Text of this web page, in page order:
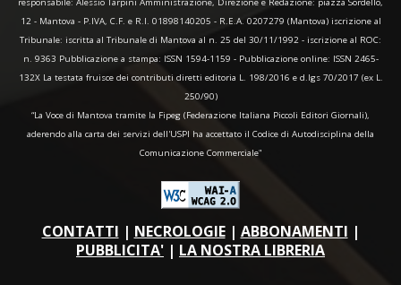
responsabile: Alessio Tarpini Amministrazione, Direzione e Redazione: piazza Sordello,
12 - Mantova - P.IVA, C.F. e R.I. 01898140205 - R.E.A. 0207279 (Mantova) iscrizione al
Tribunale: iscritta al Tribunale di Mantova al n. 25 del 30/11/1992 - iscrizione al ROC:
n. 9363 Pubblicazione a stampa: ISSN 1594-1159 - Pubblicazione online: ISSN 2465-
132X La testata fruisce dei contributi diretti editoria L. 198/2016 e d.lgs 70/2017 (ex L.
250/90)
“La Voce di Mantova tramite la Fipeg (Federazione Italiana Piccoli Editori Giornali),
aderendo alla carta dei servizi dell'USPI ha accettato il Codice di Autodisciplina della
Comunicazione Commerciale"
CONTATTI | NECROLOGIE| ABBONAMENTI |
PUBBLICITA' | LA NOSTRA LIBRERIA